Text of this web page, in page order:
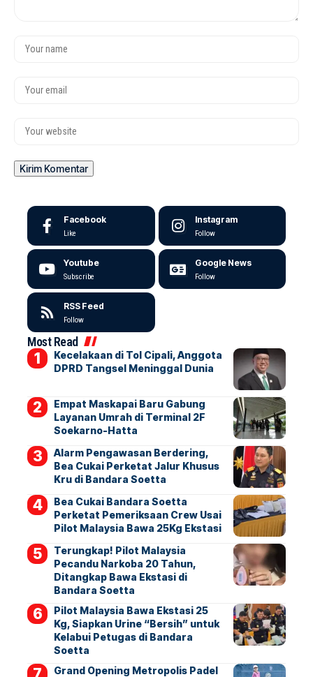
Facebook
Like
Instagram
Follow
Youtube
Subscribe
Google News
Follow
RSS Feed
Follow
Most Read
Kecelakaan di Tol Cipali, Anggota
DPRD Tangsel Meninggal Dunia
Empat Maskapai Baru Gabung
Layanan Umrah di Terminal 2F
Soekarno-Hatta
Alarm Pengawasan Berdering,
Bea Cukai Perketat Jalur Khusus
Kru di Bandara Soetta
Bea Cukai Bandara Soetta
Perketat Pemeriksaan Crew Usai
Pilot Malaysia Bawa 25Kg Ekstasi
Terungkap! Pilot Malaysia
Pecandu Narkoba 20 Tahun,
Ditangkap Bawa Ekstasi di
Bandara Soetta
Pilot Malaysia Bawa Ekstasi 25
Kg, Siapkan Urine “Bersih” untuk
Kelabui Petugas di Bandara
Soetta
Grand Opening Metropolis Padel